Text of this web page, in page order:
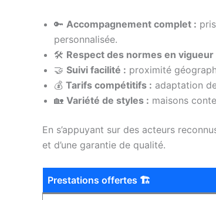
🔑 Accompagnement complet :
personnalisée.
🛠️ Respect des normes en vigueur
🤝 Suivi facilité : proximité
💰 Tarifs compétitifs : adaptation
🏡 Variété de styles : maisons
En s’appuyant sur des acteurs
et d’une garantie de qualité.
Prestations offertes 🏗️